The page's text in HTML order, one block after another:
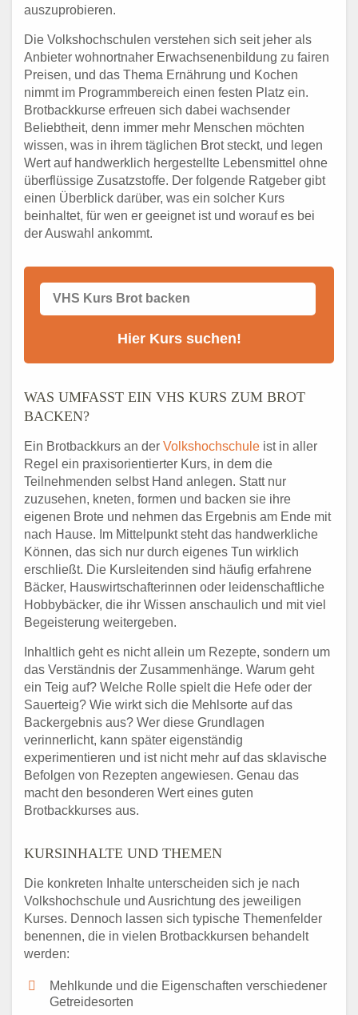
auszuprobieren.
Die Volkshochschulen verstehen sich seit jeher als
Anbieter wohnortnaher Erwachsenenbildung zu fairen
Preisen, und das Thema Ernährung und Kochen
nimmt im Programmbereich einen festen Platz ein.
Brotbackkurse erfreuen sich dabei wachsender
Beliebtheit, denn immer mehr Menschen möchten
wissen, was in ihrem täglichen Brot steckt, und legen
Wert auf handwerklich hergestellte Lebensmittel ohne
überflüssige Zusatzstoffe. Der folgende Ratgeber gibt
einen Überblick darüber, was ein solcher Kurs
beinhaltet, für wen er geeignet ist und worauf es bei
der Auswahl ankommt.
WAS UMFASST EIN VHS KURS ZUM BROT
BACKEN?
Ein Brotbackkurs an der Volkshochschule ist in aller
Regel ein praxisorientierter Kurs, in dem die
Teilnehmenden selbst Hand anlegen. Statt nur
zuzusehen, kneten, formen und backen sie ihre
eigenen Brote und nehmen das Ergebnis am Ende mit
nach Hause. Im Mittelpunkt steht das handwerkliche
Können, das sich nur durch eigenes Tun wirklich
erschließt. Die Kursleitenden sind häufig erfahrene
Bäcker, Hauswirtschafterinnen oder leidenschaftliche
Hobbybäcker, die ihr Wissen anschaulich und mit viel
Begeisterung weitergeben.
Inhaltlich geht es nicht allein um Rezepte, sondern um
das Verständnis der Zusammenhänge. Warum geht
ein Teig auf? Welche Rolle spielt die Hefe oder der
Sauerteig? Wie wirkt sich die Mehlsorte auf das
Backergebnis aus? Wer diese Grundlagen
verinnerlicht, kann später eigenständig
experimentieren und ist nicht mehr auf das sklavische
Befolgen von Rezepten angewiesen. Genau das
macht den besonderen Wert eines guten
Brotbackkurses aus.
KURSINHALTE UND THEMEN
Die konkreten Inhalte unterscheiden sich je nach
Volkshochschule und Ausrichtung des jeweiligen
Kurses. Dennoch lassen sich typische Themenfelder
benennen, die in vielen Brotbackkursen behandelt
werden:
Mehlkunde und die Eigenschaften verschiedener
Getreidesorten